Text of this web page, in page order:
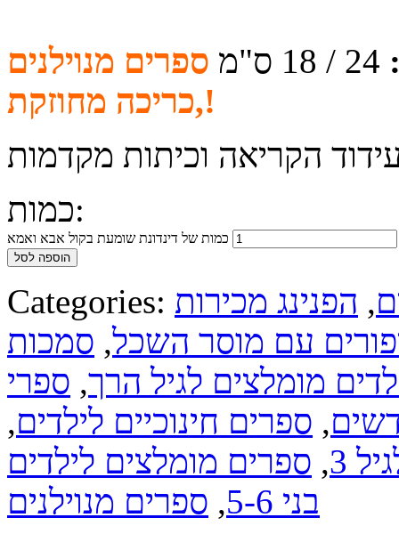
ספרים מנוילנים
,כריכה מחוזקת!
הקריאה וכיתות מקדמות
כמות:
כמות של דינדונת שומעת בקול אבא ואמא
הוספה לסל
Categories: , הפנינג מכירות
עם מוסר השכל, סמכות
מומלצים לגיל הרך, ספרי
, ספרים חינוכיים לילדים,
3
, ספרים מומלצים לילדים
בני 5-6
, ספרים מנוילנים